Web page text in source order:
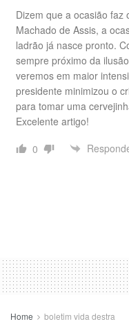
Dizem que a ocasião faz
Machado de Assis, a
ladrão já nasce pronto.
sempre próximo da
veremos em maior
presidente minimizou o
para tomar uma
Excelente artigo!
0
Home boletim vida destra